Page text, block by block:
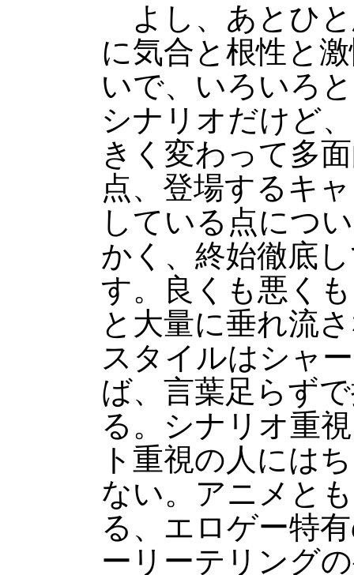
よし、あとひ
に気合と根性と
いで、いろいろ
シナリオだけど
きく変わって多
点、登場するキ
している点につ
かく、終始徹底
す。良くも悪く
と大量に垂れ流
スタイルはシャ
ば、言葉足らず
る。シナリオ重
ト重視の人には
ない。アニメと
る、エロゲー特
ーリーテリング